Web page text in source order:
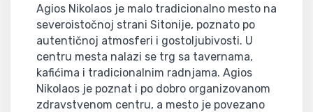
Agios Nikolaos je malo tradicionalno mesto na
severoistočnoj strani Sitonije, poznato po
autentičnoj atmosferi i gostoljubivosti. U
centru mesta nalazi se trg sa tavernama,
kafićima i tradicionalnim radnjama. Agios
Nikolaos je poznat i po dobro organizovanom
zdravstvenom centru, a mesto je povezano